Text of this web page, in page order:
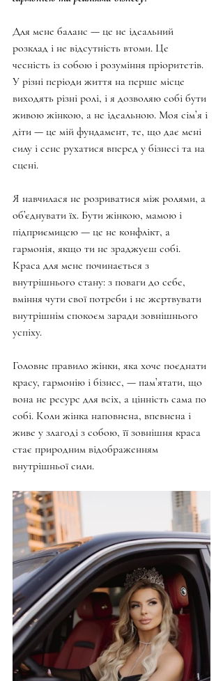
Для мене баланс — це не ідеальний
розклад і не відсутність втоми. Це
чесність із собою і розуміння пріоритетів.
У різні періоди життя на перше місце
виходять різні ролі, і я дозволяю собі бути
живою жінкою, а не ідеальною. Моя сім’я і
діти — це мій фундамент, те, що дає мені
силу і сенс рухатися вперед у бізнесі та на
сцені.
Я навчилася не розриватися між ролями, а
об’єднувати їх. Бути жінкою, мамою і
підприємицею — це не конфлікт, а
гармонія, якщо ти не зраджуєш собі.
Краса для мене починається з
внутрішнього стану: з поваги до себе,
вміння чути свої потреби і не жертвувати
внутрішнім спокоєм заради зовнішнього
успіху.
Головне правило жінки, яка хоче поєднати
красу, гармонію і бізнес, — пам’ятати, що
вона не ресурс для всіх, а цінність сама по
собі. Коли жінка наповнена, впевнена і
живе у злагоді з собою, її зовнішня краса
стає природним відображенням
внутрішньої сили.